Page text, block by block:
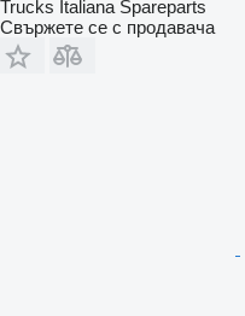
Trucks Italiana Spareparts
Свържете се с продавача